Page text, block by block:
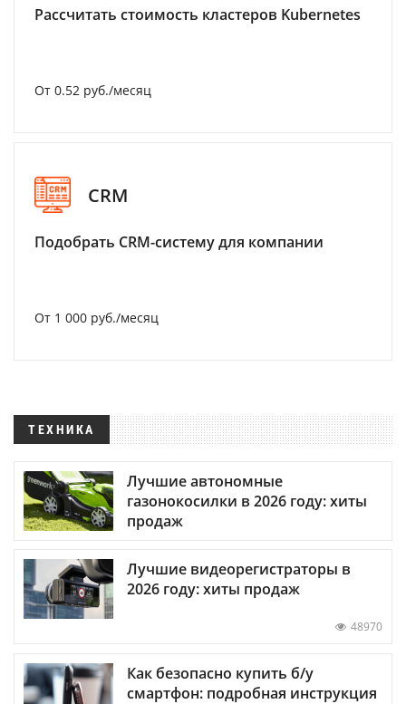
Рассчитать стоимость кластеров Kubernetes
От 0.52 руб./месяц
CRM
Подобрать CRM-систему для компании
От 1 000 руб./месяц
ТЕХНИКА
Лучшие автономные
газонокосилки в 2026 году: хиты
продаж
Лучшие видеорегистраторы в
2026 году: хиты продаж
48970
Как безопасно купить б/у
смартфон: подробная инструкция